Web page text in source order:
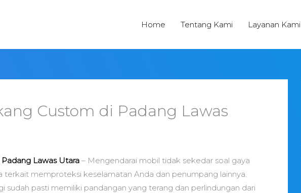
Home Tentang Kami Layanan Kami
Custom di Padang Lawas
Lawas Utara – Mengendarai mobil tidak sekedar soal gaya
terkait memproteksi keselamatan Anda dan penumpang lainnya.
sudah pasti memiliki pandangan yang terang dan perlindungan dari